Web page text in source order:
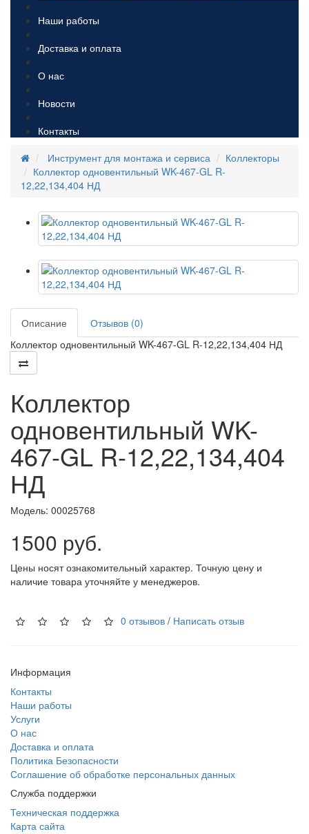
Наши работы
Доставка и оплата
О нас
Новости
Контакты
Инструмент для монтажа и сервиса
Коллекторы
Коллектор одновентильный WK-467-GL R-
12,22,134,404 НД
Описание
Отзывов (0)
Коллектор одновентильный WK-467-GL R-12,22,134,404 НД
Коллектор
одновентильный WK-
467-GL R-12,22,134,404
НД
Модель: 00025768
1500 руб.
Цены носят ознакомительный характер. Точную цену и
наличие товара уточняйте у менеджеров.
0 отзывов / Написать отзыв
Информация
Контакты
Наши работы
Услуги
О нас
Доставка и оплата
Политика Безопасности
Соглашение об обработке персональных данных
Служба поддержки
Техническая поддержка
Карта сайта